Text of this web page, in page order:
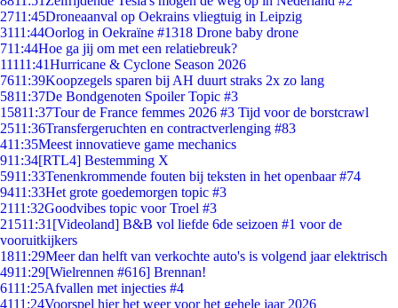
2711:45Droneaanval op Oekrains vliegtuig in Leipzig
3111:44Oorlog in Oekraïne #1318 Drone baby drone
711:44Hoe ga jij om met een relatiebreuk?
11111:41Hurricane & Cyclone Season 2026
7611:39Koopzegels sparen bij AH duurt straks 2x zo lang
5811:37De Bondgenoten Spoiler Topic #3
15811:37Tour de France femmes 2026 #3 Tijd voor de borstcrawl
2511:36Transfergeruchten en contractverlenging #83
411:35Meest innovatieve game mechanics
911:34[RTL4] Bestemming X
5911:33Tenenkrommende fouten bij teksten in het openbaar #74
9411:33Het grote goedemorgen topic #3
2111:32Goodvibes topic voor Troel #3
21511:31 [Videoland] B&B vol liefde 6de seizoen #1 voor de
vooruitkijkers
1811:29Meer dan helft van verkochte auto's is volgend jaar elektrisch
4911:29[Wielrennen #616] Brennan!
6111:25Afvallen met injecties #4
4111:24Voorspel hier het weer voor het gehele jaar 2026